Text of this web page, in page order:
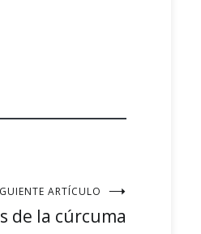
ARTÍCULO
de la cúrcuma